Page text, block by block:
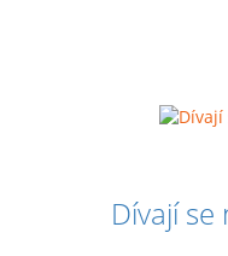
Dívají se